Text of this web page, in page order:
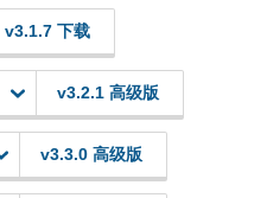
v3.1.7 下载
v3.2.1 高级版
v3.3.0 高级版